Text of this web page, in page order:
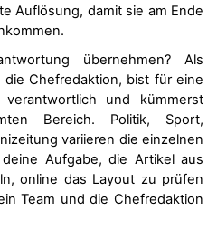
Auflösung, damit sie am Ende
übernehmen? Als
Chefredaktion, bist für eine
verantwortlich und kümmerst
Bereich. Politik, Sport,
variieren die einzelnen
Aufgabe, die Artikel aus
online das Layout zu prüfen
Team und die Chefredaktion